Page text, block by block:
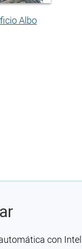
Albo
con